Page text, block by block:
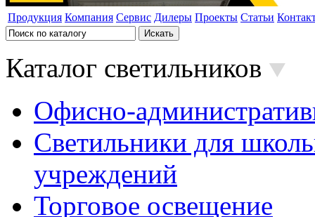
Продукция Компания Сервис Дилеры Проекты Статьи
Каталог светильников
Офисно-
Светильники для
учреждений
Торговое освещение